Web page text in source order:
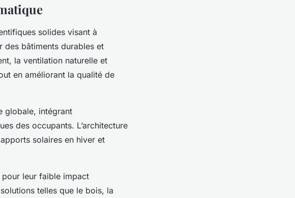
solides visant à
des bâtiments durables et
la ventilation naturelle et
en améliorant la qualité de
globale, intégrant
des occupants. L’architecture
solaires en hiver et
leur faible impact
telles que le bois, la